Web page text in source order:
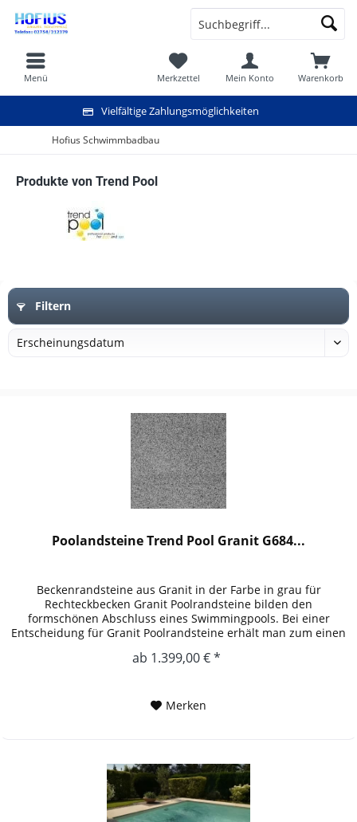
Vielfältige Zahlungsmöglichkeiten
Warenkorb
Merkzettel Mein Konto
Menü
Hofius Schwimmbadbau
Produkte von Trend Pool
Filtern
Poolandsteine Trend Pool Granit G684...
Beckenrandsteine aus Granit in der Farbe in grau für
Rechteckbecken Granit Poolrandsteine bilden den
formschönen Abschluss eines Swimmingpools. Bei einer
Entscheidung für Granit Poolrandsteine erhält man zum einen
ab 1.399,00 € *
Merken